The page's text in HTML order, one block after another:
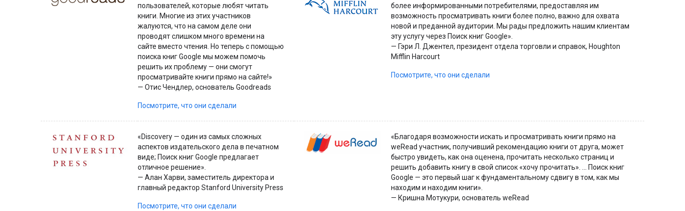
пользователей, которые любят читать
книги. Многие из этих участников
жалуются, что на самом деле они
проводят слишком много времени на
сайте вместо чтения. Но теперь с помощью
поиска книг Google мы можем помочь
решить их проблему — они смогут
просматривайте книги прямо на сайте!»
— Отис Чендлер, основатель Goodreads
Посмотрите, что они сделали
более информированными потребителями, предоставляя им
возможность просматривать книги более полно, важно для охвата
новой и преданной аудитории. Мы рады предложить нашим клиентам
эту услугу через Поиск книг Google».
— Гэри Л. Джентел, президент отдела торговли и справок, Houghton
Mifflin Harcourt
Посмотрите, что они сделали
«Discovery — один из самых сложных
аспектов издательского дела в печатном
виде; Поиск книг Google предлагает
отличное решение».
— Алан Харви, заместитель директора и
главный редактор Stanford University Press
Посмотрите, что они сделали
«Благодаря возможности искать и просматривать книги прямо на
weRead участник, получивший рекомендацию книги от друга, может
быстро увидеть, как она оценена, прочитать несколько страниц и
решить добавить книгу в свой список «хочу прочитать». ... Поиск книг
Google — это первый шаг к фундаментальному сдвигу в том, как мы
находим и находим книги».
— Кришна Мотукури, основатель weRead